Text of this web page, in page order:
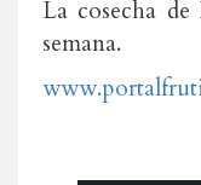
La cosecha
semana.